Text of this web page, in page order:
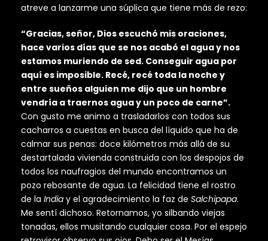
atreve a lanzarme una súplica que tiene más de rezo:
“Gracias, señor, Dios escuchó mis oraciones,
hace varios días que se nos acabó el agua y nos
estamos muriendo de sed. Conseguir agua por
aquí es imposible. Recé, recé toda la noche y
entre sueños alguien me dijo que un hombre
vendría a traernos agua y un poco de carne”.
Con gusto me animo a trasladarlos con todos sus
cacharros a cuestas en busca del líquido que ha de
calmar sus penas: doce kilómetros más allá de su
destartalada vivienda construida con los despojos de
todos los naufragios del mundo encontramos un
pozo rebosante de agua. La felicidad tiene el rostro
de la India y el agradecimiento la faz de Salchipapa.
Me sentí dichoso. Retornamos, yo silbando viejas
tonadas, ellos musitando cualquier cosa. Por el espejo